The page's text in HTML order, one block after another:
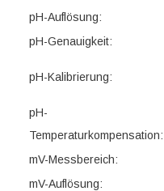
pH-Auflösung:
pH-Genauigkeit:
pH-Kalibrierung:
pH-
Temperaturkompensation:
mV-Messbereich:
mV-Auflösung: